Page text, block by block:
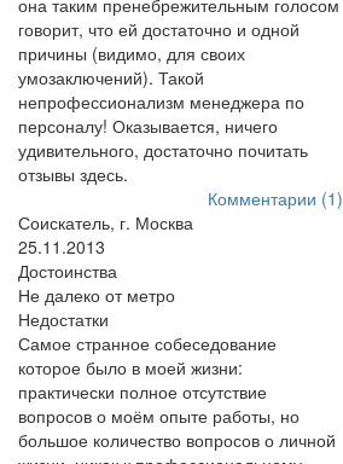
она таким пренебрежительным голосом
говорит, что ей достаточно и одной
причины (видимо, для своих
умозаключений). Такой
непрофессионализм менеджера по
персоналу! Оказывается, ничего
удивительного, достаточно почитать
отзывы здесь.
Комментарии (1)
Соискатель, г. Москва
25.11.2013
Достоинства
Не далеко от метро
Недостатки
Самое странное собеседование
которое было в моей жизни:
практически полное отсутствие
вопросов о моём опыте работы, но
большое количество вопросов о личной